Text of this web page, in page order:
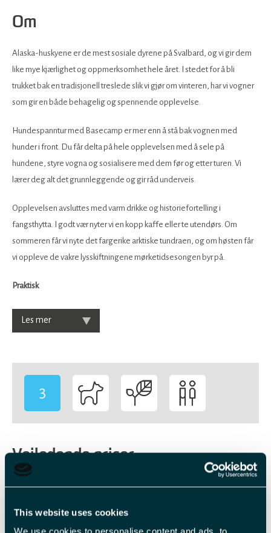
This website uses cookies
Om
Alaska-huskyene er de mest sosiale dyrene på Svalbard, og vi gir dem
like mye kjærlighet og oppmerksomhet hele året. I stedet for å bli
trukket bak en tradisjonell treslede slik vi gjør om vinteren, har vi vogner
som gir en både behagelig og spennende opplevelse.
Hundespanntur med Basecamp er mer enn å stå bak vognen med
hunder i front. Du får delta på hele opplevelsen med å sele på
hundene, styre vogna og sosialisere med dem før og etter turen. Vi
lærer deg alt det grunnleggende og gir råd underveis.
Opplevelsen avsluttes med varm drikke og historiefortelling i
fangsthytta. I godt vær nyter vi en kopp kaffe eller te utendørs. Om
sommeren får vi nyte det fargerike arktiske tundraen, og om høsten får
vi oppleve de vakre lysskiftningene mørketidsesongen byr på.
Praktisk
Les mer
3
Veiledende priser